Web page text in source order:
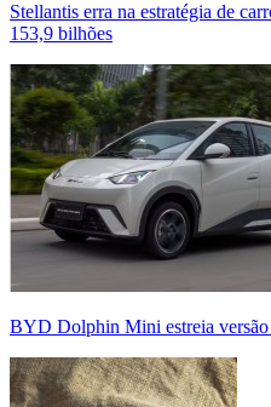
Stellantis erra na estratégia de
153,9 bilhões
BYD Dolphin Mini estreia versão